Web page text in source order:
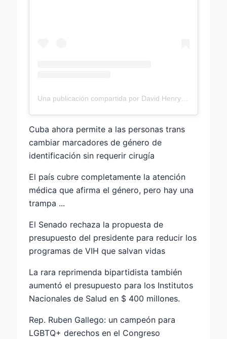
Cuba ahora permite a las personas trans
cambiar marcadores de género de
identificación sin requerir cirugía
El país cubre completamente la atención
médica que afirma el género, pero hay una
trampa ...
El Senado rechaza la propuesta de
presupuesto del presidente para reducir los
programas de VIH que salvan vidas
La rara reprimenda bipartidista también
aumentó el presupuesto para los Institutos
Nacionales de Salud en $ 400 millones.
Rep. Ruben Gallego: un campeón para
LGBTQ+ derechos en el Congreso